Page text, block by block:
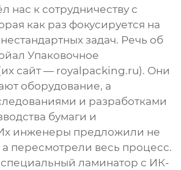
нас к сотрудничеству с
как раз фокусируется на
задач. Речь об
Упаковочное
сайт — royalpacking.ru). Они
оборудование, а
и разработками
бумаги и
инженеры предложили не
пересмотрели весь процесс.
специальный ламинатор с ИК-